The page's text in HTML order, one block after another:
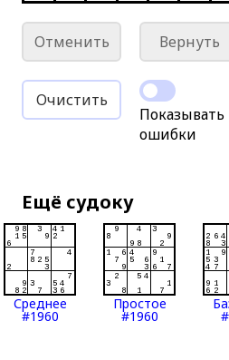
Отменить Вернуть
Очистить
Показывать
ошибки
Ещё судоку
Среднее
#1960
Простое
#1960